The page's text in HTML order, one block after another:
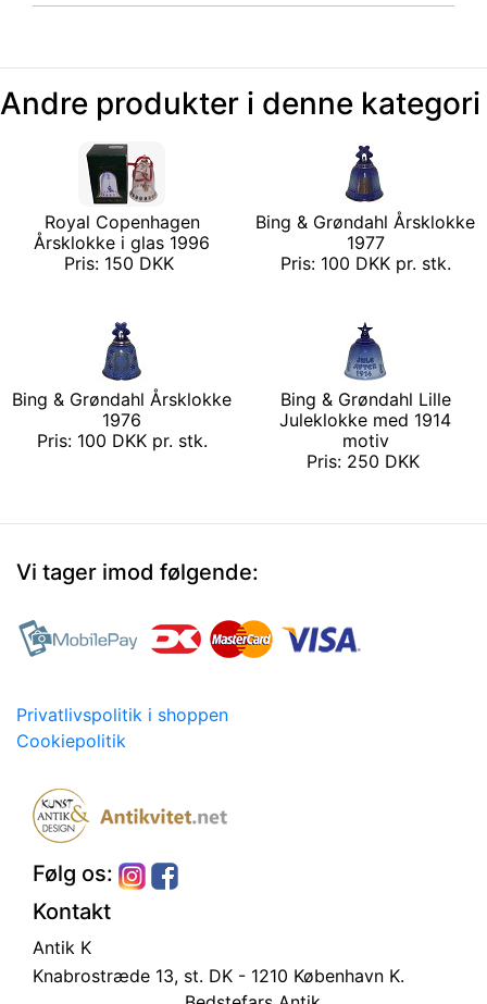
Andre produkter i denne kategori
Royal Copenhagen
Årsklokke i glas 1996
Pris: 150 DKK
Bing & Grøndahl Årsklokke
1977
Pris: 100 DKK pr. stk.
Bing & Grøndahl Årsklokke
1976
Pris: 100 DKK pr. stk.
Bing & Grøndahl Lille
Juleklokke med 1914
motiv
Pris: 250 DKK
Vi tager imod følgende:
Privatlivspolitik i shoppen
Cookiepolitik
Følg os:
Kontakt
Antik K
Knabrostræde 13, st. DK - 1210 København K.